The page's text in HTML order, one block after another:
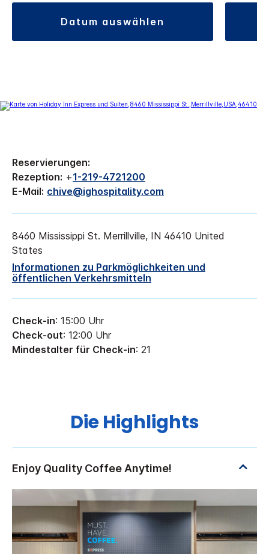
datum auswählen
Reservierungen:
Rezeption: +1-219-4721200
E-Mail: chive@ighospitality.com
8460 Mississippi St. Merrillville, IN 46410 United
States
Informationen zu Parkmöglichkeiten und
öffentlichen Verkehrsmitteln
Check-in: 15:00 Uhr
Check-out: 12:00 Uhr
Mindestalter für Check-in: 21
Die Highlights